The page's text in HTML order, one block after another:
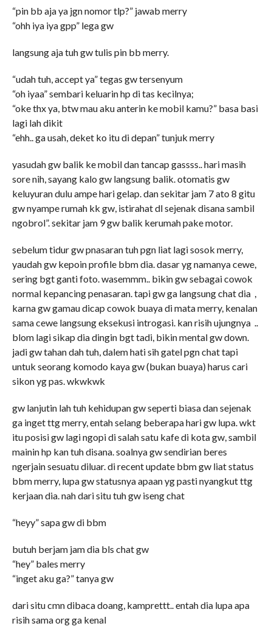
“pin bb aja ya jgn nomor tlp?” jawab merry
“ohh iya iya gpp” lega gw
langsung aja tuh gw tulis pin bb merry.
“udah tuh, accept ya” tegas gw tersenyum
“oh iyaa” sembari keluarin hp di tas kecilnya;
“oke thx ya, btw mau aku anterin ke mobil kamu?” basa basi
lagi lah dikit
“ehh.. ga usah, deket ko itu di depan” tunjuk merry
yasudah gw balik ke mobil dan tancap gassss.. hari masih
sore nih, sayang kalo gw langsung balik. otomatis gw
keluyuran dulu ampe hari gelap. dan sekitar jam 7 ato 8 gitu
gw nyampe rumah kk gw, istirahat dl sejenak disana sambil
ngobrol”. sekitar jam 9 gw balik kerumah pake motor.
sebelum tidur gw pnasaran tuh pgn liat lagi sosok merry,
yaudah gw kepoin profile bbm dia. dasar yg namanya cewe,
sering bgt ganti foto. wasemmm.. bikin gw sebagai cowok
normal kepancing penasaran. tapi gw ga langsung chat dia ,
karna gw gamau dicap cowok buaya di mata merry, kenalan
sama cewe langsung eksekusi introgasi. kan risih ujungnya ..
blom lagi sikap dia dingin bgt tadi, bikin mental gw down.
jadi gw tahan dah tuh, dalem hati sih gatel pgn chat tapi
untuk seorang komodo kaya gw (bukan buaya) harus cari
sikon yg pas. wkwkwk
gw lanjutin lah tuh kehidupan gw seperti biasa dan sejenak
ga inget ttg merry, entah selang beberapa hari gw lupa. wkt
itu posisi gw lagi ngopi di salah satu kafe di kota gw, sambil
mainin hp kan tuh disana. soalnya gw sendirian beres
ngerjain sesuatu diluar. di recent update bbm gw liat status
bbm merry, lupa gw statusnya apaan yg pasti nyangkut ttg
kerjaan dia. nah dari situ tuh gw iseng chat
“heyy” sapa gw di bbm
butuh berjam jam dia bls chat gw
“hey” bales merry
“inget aku ga?” tanya gw
dari situ cmn dibaca doang, kamprettt.. entah dia lupa apa
risih sama org ga kenal